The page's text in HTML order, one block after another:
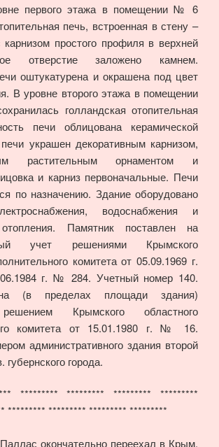
первого этажа в помещении № 6
печь, встроенная в стену –
карнизом простого профиля в верхней
отверстие заложено камнем.
оштукатурена и окрашена под цвет
В уровне второго этажа в помещении
голландская отопительная
печи облицована керамической
украшен декоративным карнизом,
растительным орнаментом и
и карниз первоначальные. Печи
по назначению. Здание оборудовано
водоснабжения и
отопления. Памятник поставлен на
учет решениями Крымского
комитета от 05.09.1969 г.
г. № 284. Учетный номер 140.
(в пределах площади здания)
Крымского областного
комитета от 15.01.1980 г. № 16.
административного здания второй
города.
********* ********* ********* *********
********* ********* ********* *********
окончательно переехал в Крым,